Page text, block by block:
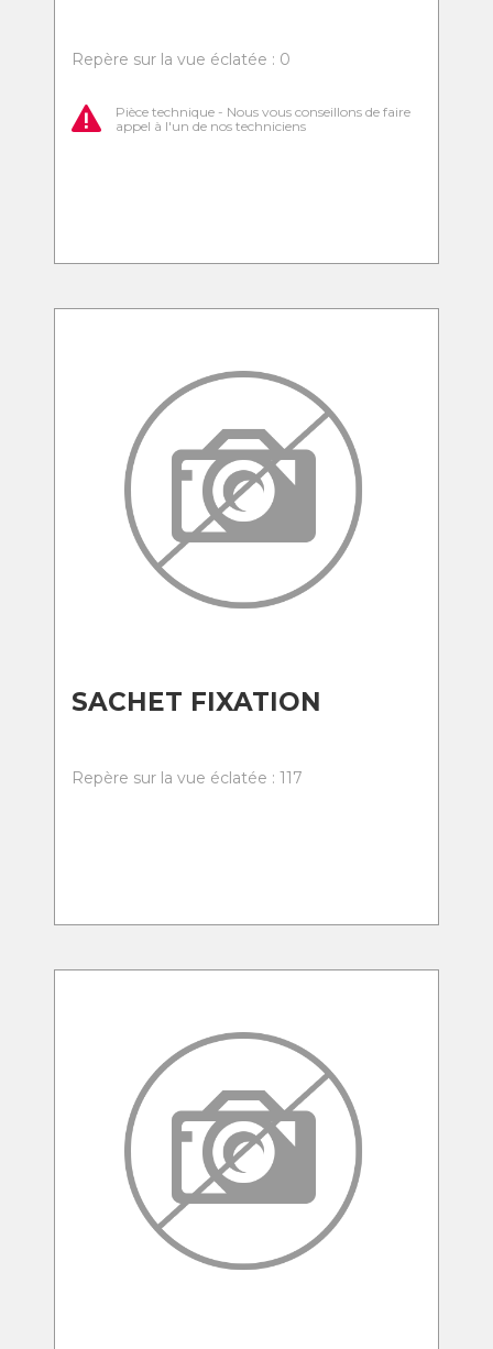
Repère sur la vue éclatée : 0
Pièce technique - Nous vous conseillons de faire
appel à l'un de nos techniciens
SACHET FIXATION
Repère sur la vue éclatée : 117